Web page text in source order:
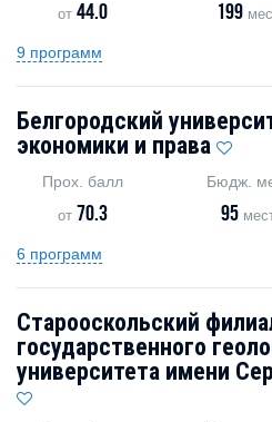
от44.0 199
9 программ
Белгородский
экономики и права
Прох. балл
от 70.3
Бюдж.
95
6 программ
Старооскольский
государственного
университета имени